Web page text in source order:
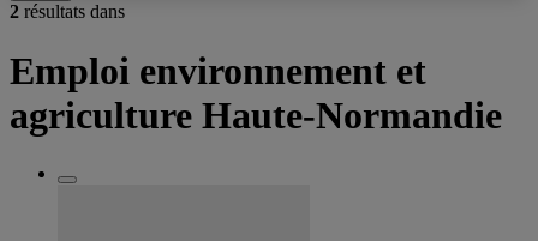
2 résultats dans
Emploi environnement et
agriculture Haute-Normandie